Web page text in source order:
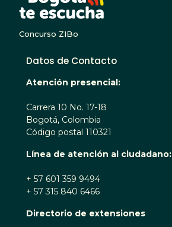
Concurso ZIBo
Datos de Contacto
Atención presencial:
Carrera 10 No. 17-18
Bogotá, Colombia
Código postal 110321
Línea de atención al ciudadano:
+ 57 601 359 9494
+ 57 315 840 6466
Directorio de extensiones